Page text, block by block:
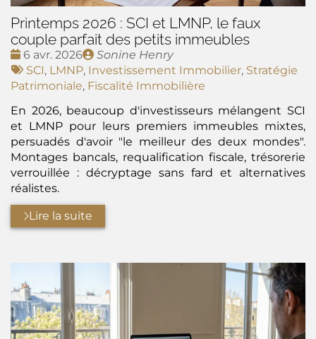
Printemps 2026 : SCI et LMNP, le faux
couple parfait des petits immeubles
Date
:
6 avr. 2026
Publié
par
Sonine Henry
Tags
:
SCI, LMNP, Investissement Immobilier, Stratégie
Patrimoniale, Fiscalité Immobilière
En 2026, beaucoup d'investisseurs mélangent SCI
et LMNP pour leurs premiers immeubles mixtes,
persuadés d'avoir "le meilleur des deux mondes".
Montages bancals, requalification fiscale, trésorerie
verrouillée : décryptage sans fard et alternatives
réalistes.
Lire la suite